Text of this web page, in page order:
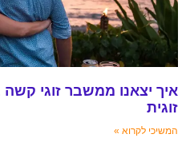
איך יצאנו ממשבר זוגי
זוגית
המשיכי לקרוא »